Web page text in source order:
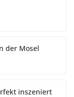
der Mosel
inszeniert